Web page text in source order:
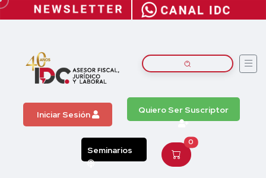
Iniciar Sesión Quiero Ser Suscriptor
Seminarios
0